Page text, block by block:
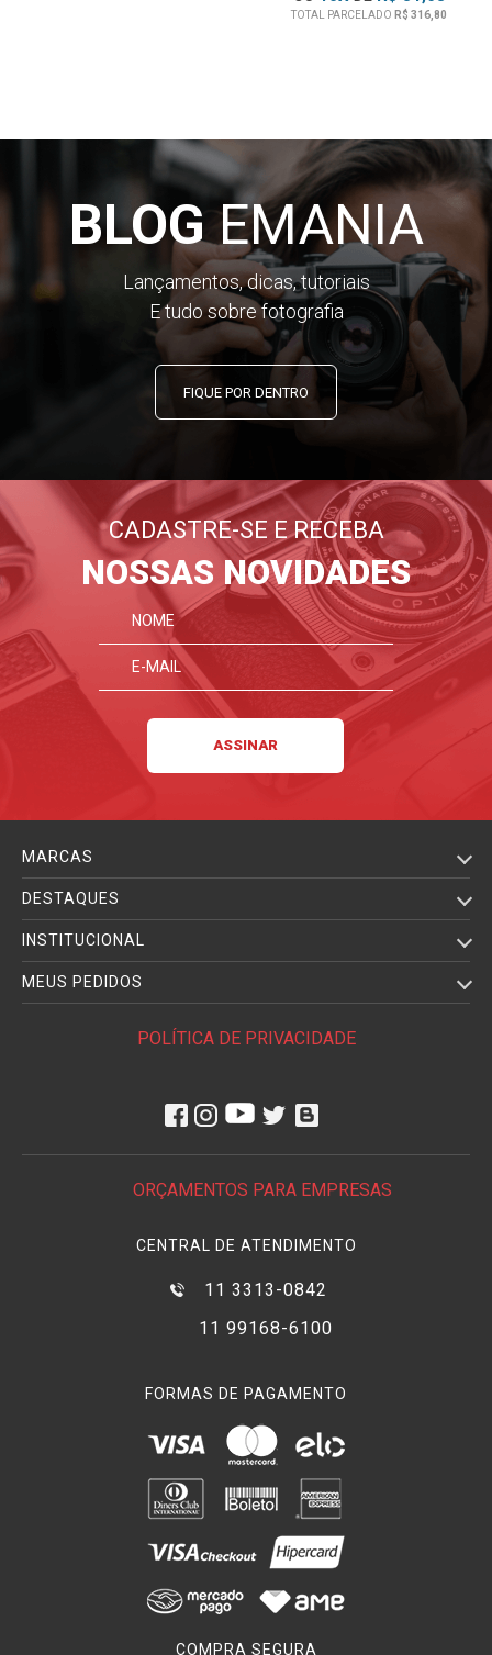
TOTAL PARCELADO R$ 316,80
BLOGEMANIA
Lançamentos, dicas, tutoriais
E tudo sobre fotografia
FIQUE POR DENTRO
CADASTRE-SE E RECEBA
NOSSAS NOVIDADES
MARCAS
DESTAQUES
INSTITUCIONAL
MEUS PEDIDOS
POLÍTICA DE PRIVACIDADE
ORÇAMENTOS PARA EMPRESAS
CENTRAL DE ATENDIMENTO
11 3313-0842
11 99168-6100
FORMAS DE PAGAMENTO
COMPRA SEGURA